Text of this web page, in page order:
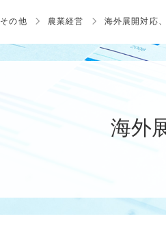
その他 農業経営 海外展開対応
海外